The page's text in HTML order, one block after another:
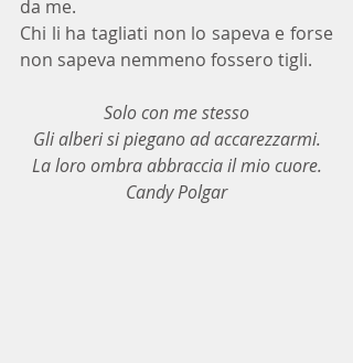
da me.
Chi li ha tagliati non lo sapeva e forse
non sapeva nemmeno fossero tigli.
Solo con me stesso
Gli alberi si piegano ad accarezzarmi.
La loro ombra abbraccia il mio cuore.
Candy Polgar